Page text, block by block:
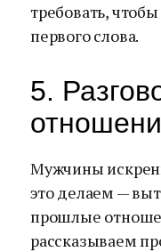
требовать,
первого слова.
5.
Мужчины
это делаем —
прошлые
рассказываем